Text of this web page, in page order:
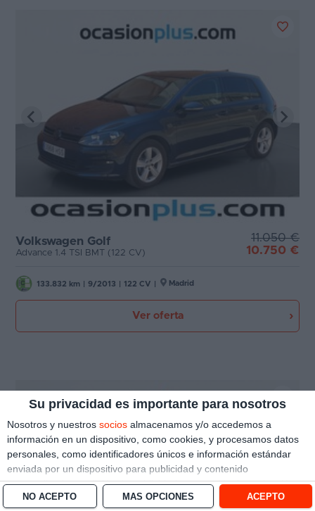
Su privacidad es importante para nosotros
Nosotros y nuestros socios almacenamos y/o accedemos a
información en un dispositivo, como cookies, y procesamos datos
personales, como identificadores únicos e información estándar
enviada por un dispositivo para publicidad y contenido
personalizado, medición de publicidad y contenido, investigación
de audiencia y desarrollo de servicios. Con su permiso, nosotros y
MÁS OPCIONES
NO ACEPTO ACEPTO
Volkswagen Golf
Advance 1.4 TSI BMT (122 CV)
11.050 €
10.750 €
133.832 km 9/2013 122 CV Madrid
Ver oferta